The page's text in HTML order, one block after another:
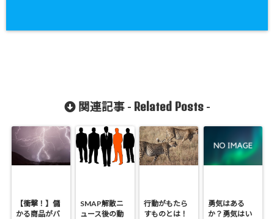
関連記事 - Related Posts-
【衝撃！】儲
かる商品がバ
SMAP解散ニ
ュース後の動
行動がもたら
すものとは！
勇気はある
か？勇気はい